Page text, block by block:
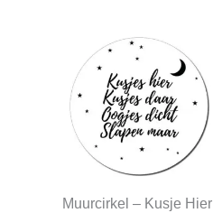
Muurcirkel – Kusje Hier